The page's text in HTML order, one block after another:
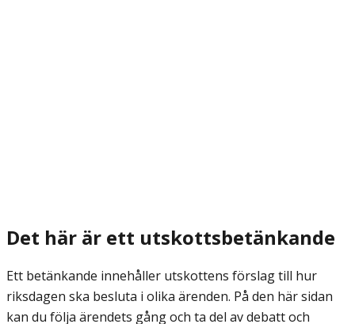
Det här är ett utskottsbetänkande
Ett betänkande innehåller utskottens förslag till hur
riksdagen ska besluta i olika ärenden. På den här sidan
kan du följa ärendets gång och ta del av debatt och